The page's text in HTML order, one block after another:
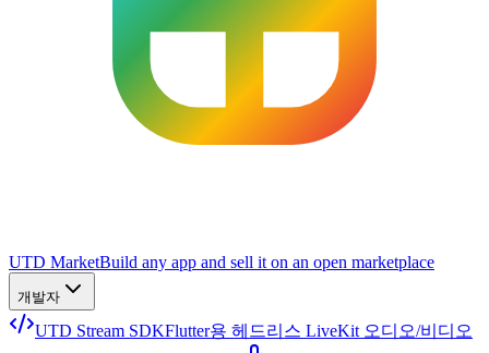
UTD MarketBuild any app and sell it on an open marketplace
개발자
UTD Stream SDKFlutter용 헤드리스 LiveKit 오디오/비디오